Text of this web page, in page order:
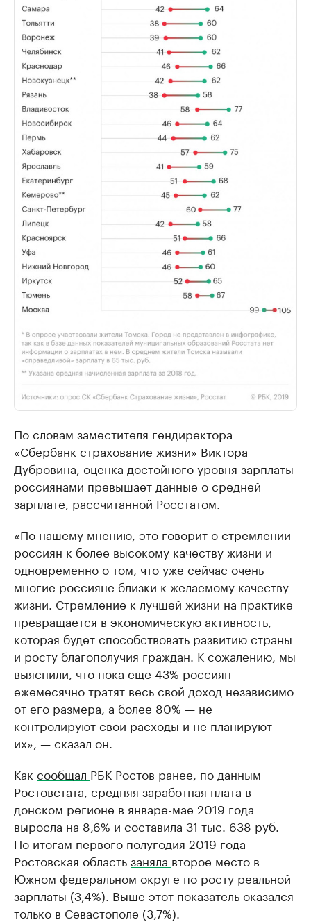
По словам заместителя гендиректора
«Сбербанк страхование жизни» Виктора
Дубровина, оценка достойного уровня зарплаты
россиянами превышает данные о средней
зарплате, рассчитанной Росстатом.
«По нашему мнению, это говорит о стремлении
россиян к более высокому качеству жизни и
одновременно о том, что уже сейчас очень
многие россияне близки к желаемому качеству
жизни. Стремление к лучшей жизни на практике
превращается в экономическую активность,
которая будет способствовать развитию страны
и росту благополучия граждан. К сожалению, мы
выяснили, что пока еще 43% россиян
ежемесячно тратят весь свой доход независимо
от его размера, а более 80% — не
контролируют свои расходы и не планируют
их», — сказал он.
Как сообщал РБК Ростов ранее, по данным
Ростовстата, средняя заработная плата в
донском регионе в январе-мае 2019 года
выросла на 8,6% и составила 31 тыс. 638 руб.
По итогам первого полугодия 2019 года
Ростовская областьзаняла второе место в
Южном федеральном округе по росту реальной
зарплаты (3,4%). Выше этот показатель оказался
только в Севастополе (3,7%).